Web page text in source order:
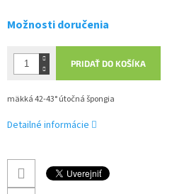
Možnosti doručenia
PRIDAŤ DO KOŠÍKA
mäkká 42-43° útočná špongia
Detailné informácie